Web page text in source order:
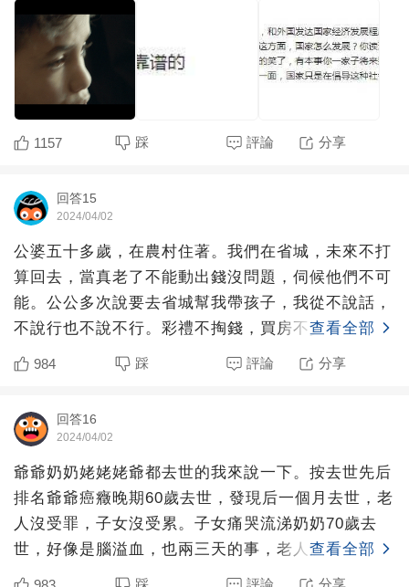
1157 踩 評論 分享
回答15
2024/04/02
公婆五十多歲，在農村住著。我們在省城，未來不打
算回去，當真老了不能動出錢沒問題，伺候他們不可
能。公公多次說要去省城幫我帶孩子，我從不說話，
不說行也不說不行。彩禮不掏錢，買房不資助，裝修
不幫忙，生了孩子
查看全部
984 踩 評論 分享
回答16
2024/04/02
爺爺奶奶姥姥姥爺都去世的我來說一下。按去世先后
排名爺爺癌癥晚期60歲去世，發現后一個月去世，老
人沒受罪，子女沒受累。子女痛哭流涕奶奶70歲去
世，好像是腦溢血，也兩三天的事，老人沒受罪，子
女沒受累，子女
查看全部
踩 評論 分享